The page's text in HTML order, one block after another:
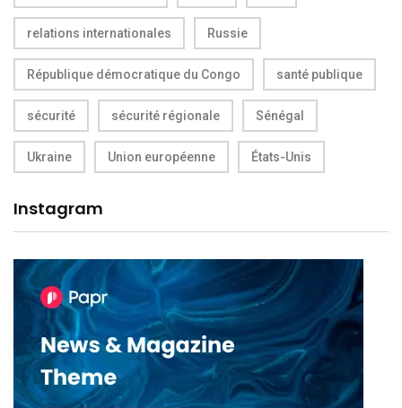
relations internationales Russie
République démocratique du Congo santé publique
sécurité sécurité régionale Sénégal
Ukraine Union européenne États-Unis
Instagram